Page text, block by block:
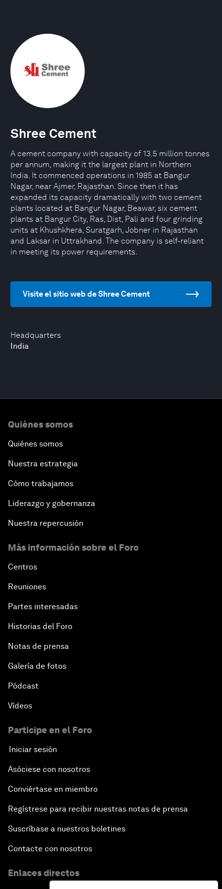
Headquarters
India
Shree Cement
A cement company with capacity of 13.5 million tonnes
per annum, making it the largest plant in Northern
India. It commenced operations in 1985 at Bangur
Nagar, near Ajmer, Rajasthan. Since then it has
expanded its capacity dramatically with two cement
plants located at Bangur Nagar, Beawar, six cement
plants at Bangur City, Ras, Dist, Pali and four grinding
units at Khushkhera, Suratgarh, Jobner in Rajasthan
and Laksar in Uttrakhand. The company is self-reliant
in meeting its power requirements.
Visite el sitio web de Shree Cement
Quiénes somos
Quiénes somos
Nuestra estrategia
Cómo trabajamos
Liderazgo y gobernanza
Nuestra repercusión
Más información sobre el Foro
Centros
Reuniones
Partes interesadas
Historias del Foro
Notas de prensa
Galería de fotos
Pódcast
Vídeos
Participe en el Foro
Iniciar sesión
Asóciese con nosotros
Conviértase en miembro
Regístrese para recibir nuestras notas de prensa
Suscríbase a nuestros boletines
Contacte con nosotros
Enlaces directos